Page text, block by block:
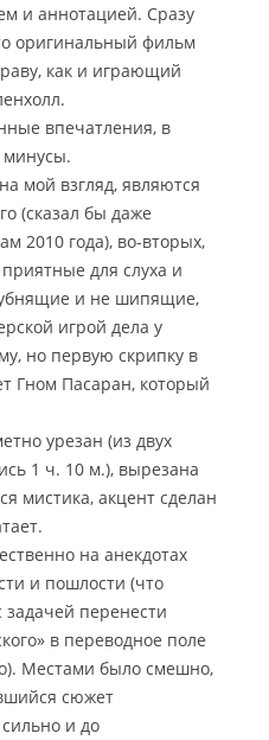
и аннотацией. Сразу
оригинальный фильм
, как и играющий
впечатления, в
минусы.
мой взгляд, являются
(сказал бы даже
2010 года), во-вторых,
для слуха и
и не шипящие,
игрой дела у
но первую скрипку в
Гном Пасаран, который
урезан (из двух
1 ч. 10 м.), вырезана
мистика, акцент сделан
на анекдотах
и пошлости (что
перенести
в переводное поле
Местами было смешно,
сюжет
и до